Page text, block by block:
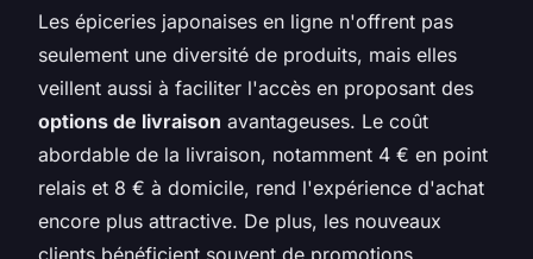
Les épiceries japonaises en ligne n'offrent pas
seulement une diversité de produits, mais elles
veillent aussi à faciliter l'accès en proposant des
options de livraison avantageuses. Le coût
abordable de la livraison, notamment 4 € en point
relais et 8 € à domicile, rend l'expérience d'achat
encore plus attractive. De plus, les nouveaux
clients bénéficient souvent de promotions